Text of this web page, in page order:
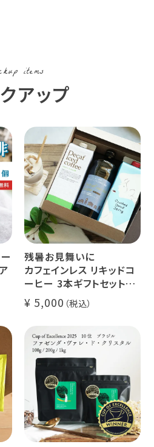
items
アップ
残暑お見舞いに
カフェインレス リキッドコ
ーヒー 3本ギフトセット
クラッシュド デカフェ ゼリ
ー 1本
デカフェ オレベース【無
糖】1本
デカフェ アイスコーヒー 1
5,000